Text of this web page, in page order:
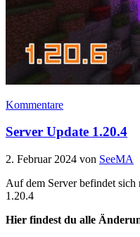
Kommentare
Server Update 1.20.4
2. Februar 2024 von SeeMA
Auf dem Server befindet
1.20.4
Hier findest du alle